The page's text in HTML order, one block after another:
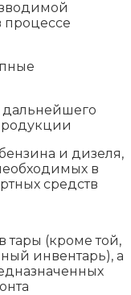
процессе
и дизеля,
в
средств
(кроме той,
инвентарь), а